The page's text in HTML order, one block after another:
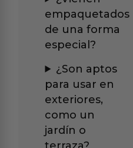
empaquetados
de una forma
especial?
¿Son aptos
para usar en
exteriores,
como un
jardín o